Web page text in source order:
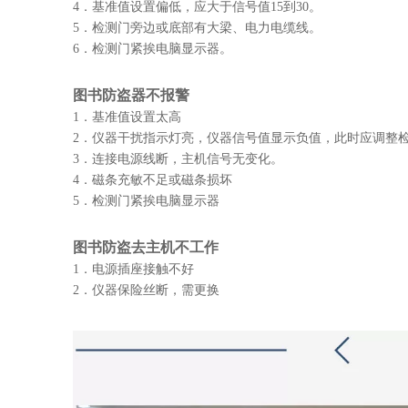
4．基准值设置偏低，应大于信号值15到30。
5．检测门旁边或底部有大梁、电力电缆线。
6．检测门紧挨电脑显示器。
图书防盗器不报警
1．基准值设置太高
2．仪器干扰指示灯亮，仪器信号值显示负值，此时应调整
3．连接电源线断，主机信号无变化。
4．磁条充敏不足或磁条损坏
5．检测门紧挨电脑显示器
图书防盗去主机不工作
1．电源插座接触不好
2．仪器保险丝断，需更换